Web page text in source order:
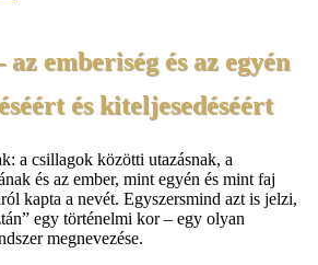
emberiség és az egyén
és kiteljesedéséért
a csillagok közötti utazásnak, a
és az ember, mint egyén és mint faj
kapta a nevét. Egyszersmind azt is jelzi,
egy történelmi kor – egy olyan
megnevezése.